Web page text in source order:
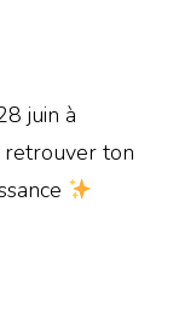
juin à
retrouver ton